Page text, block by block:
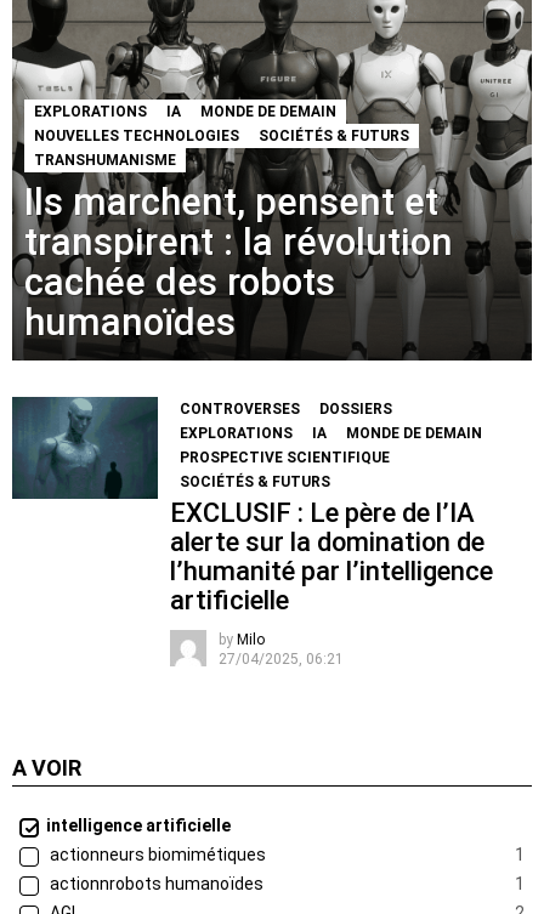
EXPLORATIONS IA
MONDE DE DEMAIN
NOUVELLES TECHNOLOGIES
SOCIÉTÉS & FUTURS
TRANSHUMANISME
Ils marchent, pensent et
transpirent : la révolution
cachée des robots
humanoïdes
CONTROVERSES
DOSSIERS
EXPLORATIONS
IA
MONDE DE DEMAIN
PROSPECTIVE SCIENTIFIQUE
SOCIÉTÉS & FUTURS
EXCLUSIF : Le père de l’IA
alerte sur la domination de
l’humanité par l’intelligence
artificielle
by Milo
27/04/2025, 06:21
A VOIR
intelligence artificielle
actionneurs biomimétiques
1
actionnrobots humanoïdes
1